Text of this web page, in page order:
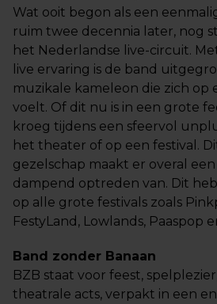
Wat ooit begon als een
ruim twee decennia later, nog
het Nederlandse live-circuit.
live ervaring is de band
muzikale kameleon die zich op
voelt. Of dit nu is in een grote
kroeg tijdens een sfeervol
het theater of op een festival.
gezelschap maakt er overal
dampend optreden van. Dit
op alle grote festivals zoals
FestyLand, Lowlands, Paaspop
Band zonder Banaan
BZB staat voor feest,
theatrale acts, verpakt in een